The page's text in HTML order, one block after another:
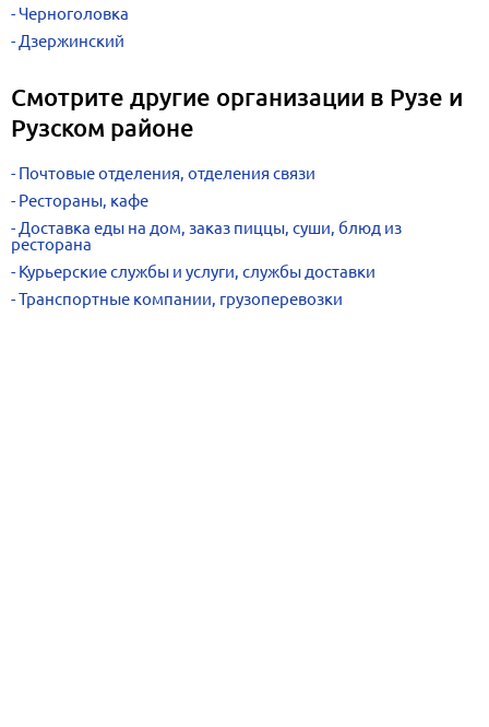
Черноголовка
Дзержинский
Смотрите другие организации в Рузе и
Рузском районе
Почтовые отделения, отделения связи
Рестораны, кафе
Доставка еды на дом, заказ пиццы, суши, блюд из
ресторана
Курьерские службы и услуги, службы доставки
Транспортные компании, грузоперевозки